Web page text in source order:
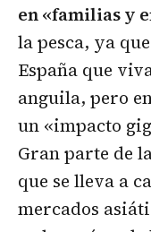
en «familias y
la pesca, ya
España que
anguila, pero
un «impacto
Gran parte de
que se lleva a
mercados